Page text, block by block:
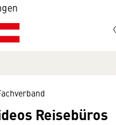
Reisebüros